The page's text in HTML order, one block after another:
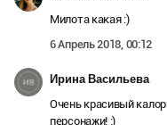
Милота какая :)
6 Апрель 2018, 00:12
Ирина Васильева
Очень красивый
персонажи! :)